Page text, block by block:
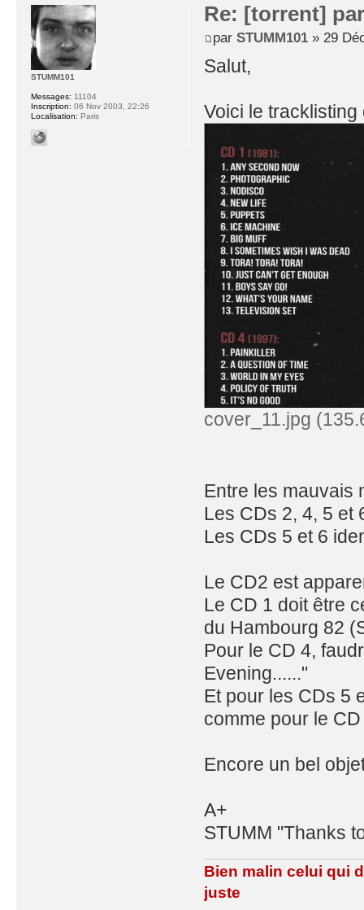
Re: [torrent]
par STUMM101» 29
Salut,
Voici le tracklisting
cover_11.jpg
Entre les mauvais
Les CDs 2, 4, 5 et
Les CDs 5 et 6
Le CD2 est
Le CD 1 doit être
du Hambourg 82
Pour le CD 4,
Evening......"
Et pour les CDs 5
comme pour le
Encore un bel
A+
STUMM "Thanks
Bien malin celui qui
juste
STUMM101
Messages: 11104
Inscription: 06 Nov 2003, 22:26
Localisation: Paris